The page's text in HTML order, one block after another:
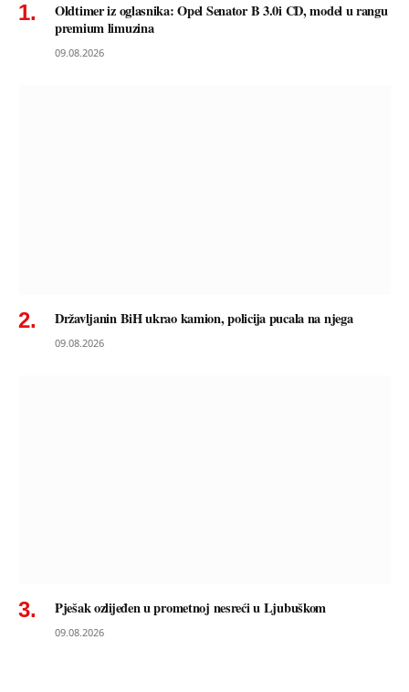
Oldtimer iz oglasnika: Opel Senator B 3.0i CD, model u rangu
premium limuzina
09.08.2026
Državljanin BiH ukrao kamion, policija pucala na njega
09.08.2026
Pješak ozlijeđen u prometnoj nesreći u Ljubuškom
09.08.2026